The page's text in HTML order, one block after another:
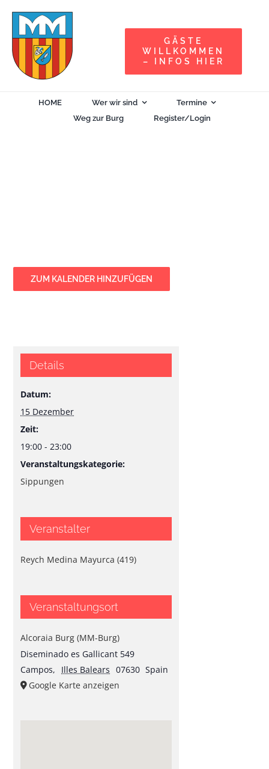
Zum
springen
GÄSTE
WILLKOMMEN
– INFOS HIER
HOME Wer wir sind
Termine
Weg zur Burg
Register/Login
ZUM KALENDER HINZUFÜGEN
Details
Datum:
15 Dezember
Zeit:
19:00 - 23:00
Veranstaltungskategorie:
Sippungen
Veranstalter
Reych Medina Mayurca (419)
Veranstaltungsort
Alcoraia Burg (MM-Burg)
Diseminado es Gallicant 549
Campos, Illes Balears 07630 Spain
Google Karte anzeigen